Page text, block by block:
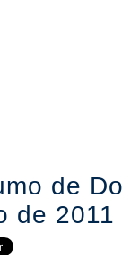
de
de 2011